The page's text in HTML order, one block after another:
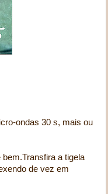
ondas 30 s, mais ou
a tigela
de vez em